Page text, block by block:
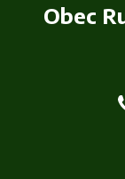
Obec